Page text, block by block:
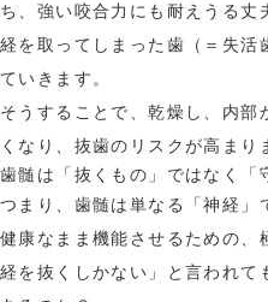
ち、強い咬合力にも耐えうる丈
経を取ってしまった歯（＝失活
ていきます。
そうすることで、乾燥し、内部
くなり、抜歯のリスクが高まり
歯髄は「抜くもの」ではなく「
つまり、歯髄は単なる「神経」
健康なまま機能させるための、
経を抜くしかない」と言われて